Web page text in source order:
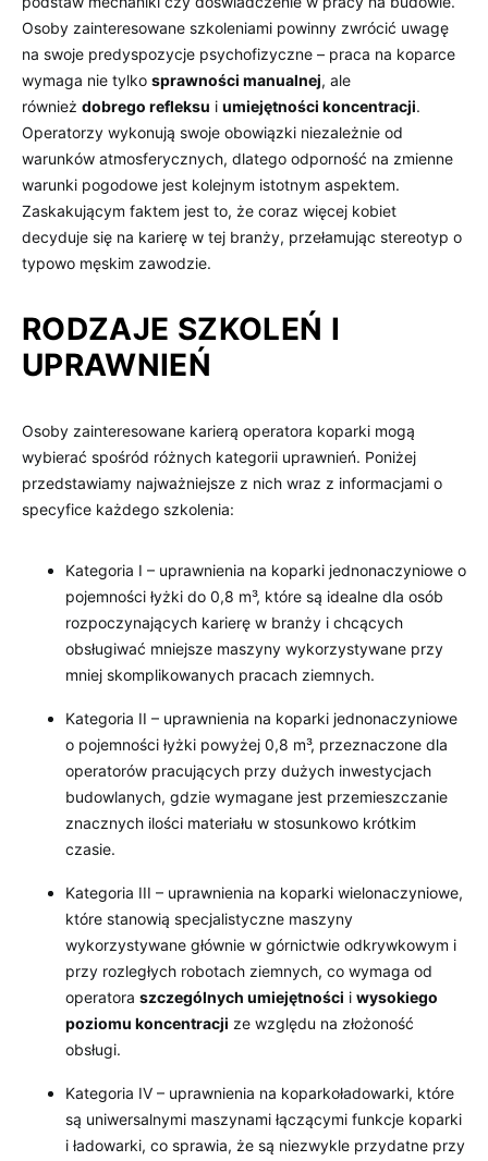
Osoby zainteresowane szkoleniami powinny zwrócić uwagę
na swoje predyspozycje psychofizyczne – praca na koparce
wymaga nie tylko sprawności manualnej, ale
również dobrego refleksu i umiejętności koncentracji.
Operatorzy wykonują swoje obowiązki niezależnie od
warunków atmosferycznych, dlatego odporność na zmienne
warunki pogodowe jest kolejnym istotnym aspektem.
Zaskakującym faktem jest to, że coraz więcej kobiet
decyduje się na karierę w tej branży, przełamując stereotyp o
typowo męskim zawodzie.
RODZAJE SZKOLEŃ I
UPRAWNIEŃ
Osoby zainteresowane karierą operatora koparki mogą
wybierać spośród różnych kategorii uprawnień. Poniżej
przedstawiamy najważniejsze z nich wraz z informacjami o
specyfice każdego szkolenia:
Kategoria I – uprawnienia na koparki jednonaczyniowe o
pojemności łyżki do 0,8 m³, które są idealne dla osób
rozpoczynających karierę w branży i chcących
obsługiwać mniejsze maszyny wykorzystywane przy
mniej skomplikowanych pracach ziemnych.
Kategoria II – uprawnienia na koparki jednonaczyniowe
o pojemności łyżki powyżej 0,8 m³, przeznaczone dla
operatorów pracujących przy dużych inwestycjach
budowlanych, gdzie wymagane jest przemieszczanie
znacznych ilości materiału w stosunkowo krótkim
czasie.
Kategoria III – uprawnienia na koparki wielonaczyniowe,
które stanowią specjalistyczne maszyny
wykorzystywane głównie w górnictwie odkrywkowym i
przy rozległych robotach ziemnych, co wymaga od
operatora szczególnych umiejętności i wysokiego
poziomu koncentracji ze względu na złożoność
obsługi.
Kategoria IV – uprawnienia na koparkoładowarki, które
są uniwersalnymi maszynami łączącymi funkcje koparki
i ładowarki, co sprawia, że są niezwykle przydatne przy